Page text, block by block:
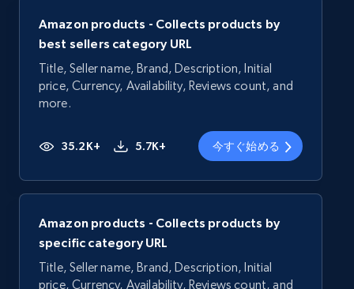
Amazon products - Collects products by
best sellers category URL
Title, Seller name, Brand, Description, Initial
price, Currency, Availability, Reviews count, and
more.
35.2K+ 5.7K+ 今すぐ始める
Amazon products - Collects products by
specific category URL
Title, Seller name, Brand, Description, Initial
price, Currency, Availability, Reviews count, and